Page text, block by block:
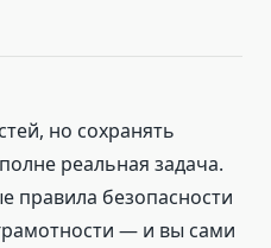
но сохранять
реальная задача.
правила безопасности
— и вы сами